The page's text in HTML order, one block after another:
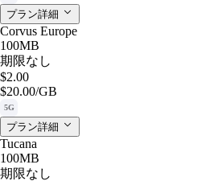
プラン詳細
Corvus Europe
100MB
期限なし
$2.00
$20.00/GB
5G
プラン詳細
Tucana
100MB
期限なし